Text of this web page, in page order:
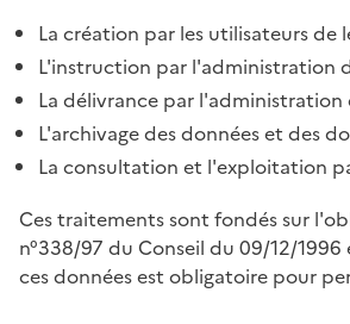
La création par les utilisateurs
L'instruction par l'administration
La délivrance par l'administration
L'archivage des données et des
La consultation et l'exploitation
Ces traitements sont fondés sur
n°338/97 du Conseil du 09/12/
ces données est obligatoire pour